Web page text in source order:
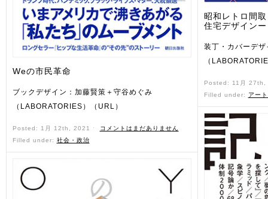
Weの市民革命
ブックデザイン：加藤賢策＋守谷めぐみ
（LABORATORIES）（URL）
Posted: 1月 12th, 2021 ˑ
コメントはまだありません
Filled under: 社会・政治
昭和レトロ間
住宅デザインー
装丁・カバーデ
（
Posted: 11月
Filled under:
アー